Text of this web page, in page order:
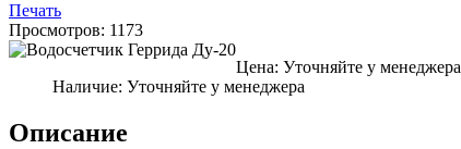
Печать
Просмотров: 1173
Цена: Уточняйте у менеджера
Наличие: Уточняйте у менеджера
Описание